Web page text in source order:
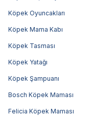
Köpek Oyuncakları
Köpek Mama Kabı
Köpek Tasması
Köpek Yatağı
Köpek Şampuanı
Bosch Köpek Maması
Felicia Köpek Maması